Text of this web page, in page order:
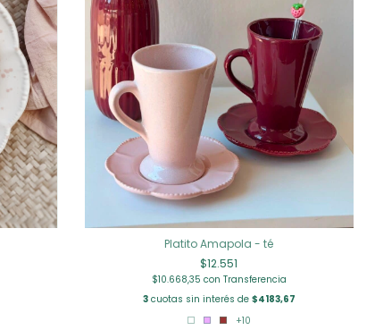
Platito Amapola - té
$12.551
$10.668,35 con Transferencia
3cuotas sin interés de $4183,67
+10